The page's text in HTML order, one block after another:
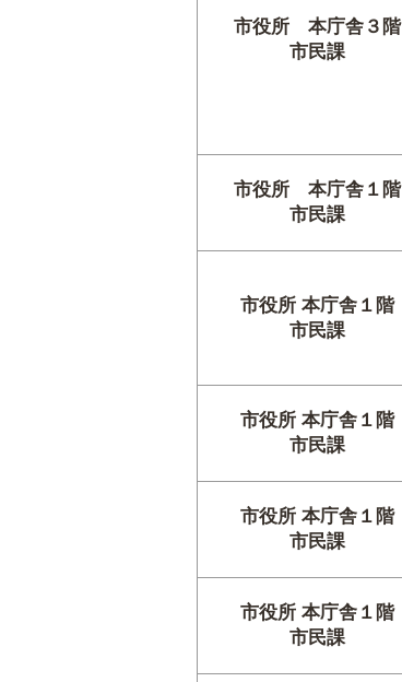
市役所 本庁舎３階
市民課
市役所 本庁舎１階
市民課
市役所 本庁舎１階
市民課
市役所 本庁舎１階
市民課
市役所 本庁舎１階
市民課
市役所 本庁舎１階
市民課